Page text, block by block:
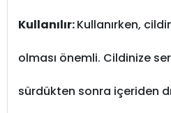
Kullanılır:Kullanırken,
olması önemli. Cildinize
sürdükten sonra içeriden